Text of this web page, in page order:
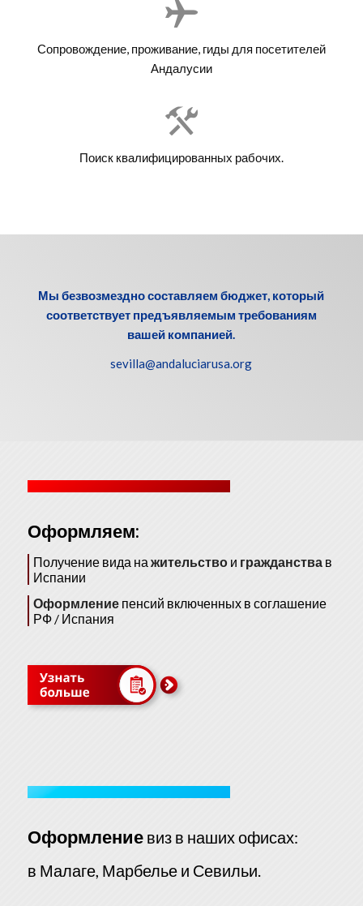
Сопровождение, проживание, гиды для посетителей
Андалусии
Поиск квалифицированных рабочих.
Мы безвозмездно составляем бюджет, который
соответствует предъявляемым требованиям
вашей компанией.
sevilla@andaluciarusa.org
Оформляем:
Получение вида на жительство и гражданства в
Испании
Оформлениепенсий включенных в соглашение
РФ / Испания
Оформлениевиз в наших офисах:
в Малаге, Марбелье и Севильи.